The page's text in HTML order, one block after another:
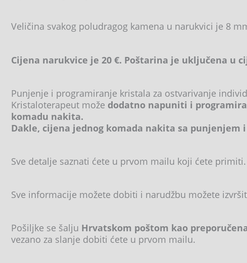
Veličina svakog poludragog kamena u narukvici je 8
Cijena narukvice je 20 €. Poštarina je uključena u
Punjenje i programiranje kristala za ostvarivanje
Kristaloterapeut može dodatno napuniti i
komadu nakita.
Dakle, cijena jednog komada nakita sa punjenjem
Sve detalje saznati ćete u prvom mailu koji ćete primiti.
Sve informacije možete dobiti i narudžbu možete
Pošiljke se šalju Hrvatskom poštom kao
vezano za slanje dobiti ćete u prvom mailu.